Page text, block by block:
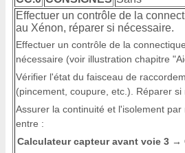
Effectuer un contrôle de la
au Xénon, réparer si nécessaire.
Effectuer un contrôle de la
nécessaire (voir illustration chapitre
Vérifier l'état du faisceau de
(pincement, coupure, etc.). Réparer si
Assurer la continuité et l'isolement
entre :
Calculateur capteur avant voie 3 →